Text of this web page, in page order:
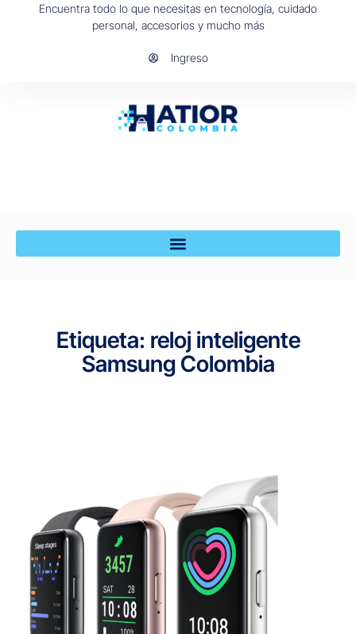
Encuentra todo lo que necesitas en tecnología, cuidado
personal, accesorios y mucho más
Ingreso
Etiqueta: reloj inteligente
Samsung Colombia